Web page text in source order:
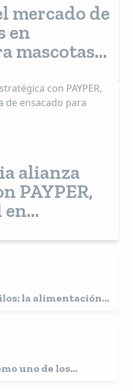
mercado de
en
mascotas
alianza
PAYPER,
granel
la alimentación
uno de los